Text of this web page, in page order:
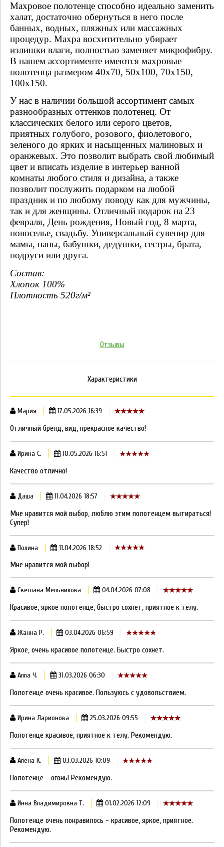
Махровое полотенце способно идеально заменить
халат, достаточно обернуться в него после
банных, водных, пляжных или массажных
процедур. Махра восхитительно убирает
излишки влаги, полностью заменяет микрофибру.
В нашем ассортименте имеются махровые
полотенца размером 40x70, 50х100, 70х150,
100х150.
У нас в наличии большой ассортимент самых
разнообразных оттенков полотенец. От
классических белого или серого цветов,
приятных голубого, розового, фиолетового,
зеленого до ярких и насыщенных малиновых и
оранжевых. Это позволит выбрать свой любимый
цвет и вписать изделие в интерьер ванной
комнаты любого стиля и дизайна, а также
позволит послужить подарком на любой
праздник и по любому поводу как для мужчины,
так и для женщины. Отличный подарок на 23
февраля, День рождения, Новый год, 8 марта,
новоселье, свадьбу. Универсальный сувенир для
мамы, папы, бабушки, дедушки, сестры, брата,
подруги или друга.
Состав:
Хлопок 100%
Плотность 520г/м²
Отзывы
Характеристики
Мария 17.05.2026 16:39
Отличный бренд, вид, прекрасное качество!
Ирина С. 10.05.2026 16:51
Качество отлично!
Даша 11.04.2026 18:57
Мне нравится мой выбор, люблю этим полотенцем вытираться!
Супер!
Полина 11.04.2026 18:52
Мне нравится мой выбор!
Светлана Мельникова 04.04.2026 07:08
Красивое, яркое полотенце, быстро сохнет, приятное к телу.
Жанна Р. 03.04.2026 06:59
Яркое, очень красивое полотенце. Быстро сохнет.
Алла Ч. 31.03.2026 06:30
Полотенце очень красивое. Пользуюсь с удовольствием.
Ирина Ларионова 25.03.2026 09:55
Полотенце красивое, приятное к телу. Рекомендую.
Алена К. 03.03.2026 10:09
Полотенце - огонь! Рекомендую.
Инна Владимировна Т. 01.02.2026 12:09
Полотенце очень понравилось - красивое, яркое, приятное.
Рекомендую.